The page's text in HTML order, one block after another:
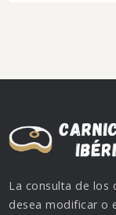
La consulta de los
desea modificar o